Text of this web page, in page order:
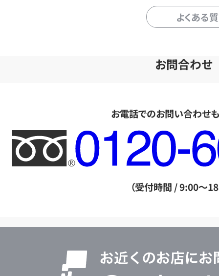
よくある
お問合わせ
お電話でのお問い合わせ
フ
リ
ー
ル
（受付時間 / 9:00～